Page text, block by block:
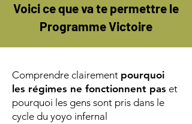
Voici ce que va te permettre le
Programme Victoire
Comprendre clairement pourquoi
les régimes ne fonctionnent pas et
pourquoi les gens sont pris dans le
cycle du yoyo infernal